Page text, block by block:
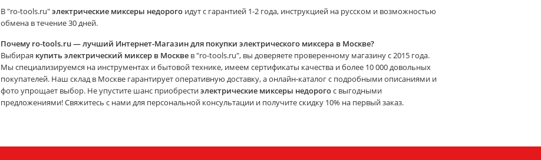
В "ro-tools.ru"электрические миксеры недорого идут с гарантией 1-2 года, инструкцией на русском и возможностью
обмена в течение 30 дней.
Почему ro-tools.ru — лучший Интернет-Магазин для покупки электрического миксера в Москве?
Выбирая купить электрический миксер в Москве в "ro-tools.ru", вы доверяете проверенному магазину с 2015 года.
Мы специализируемся на инструментах и бытовой технике, имеем сертификаты качества и более 10 000 довольных
покупателей. Наш склад в Москве гарантирует оперативную доставку, а онлайн-каталог с подробными описаниями и
фото упрощает выбор. Не упустите шанс приобрестиэлектрические миксеры недорогос выгодными
предложениями! Свяжитесь с нами для персональной консультации и получите скидку 10% на первый заказ.